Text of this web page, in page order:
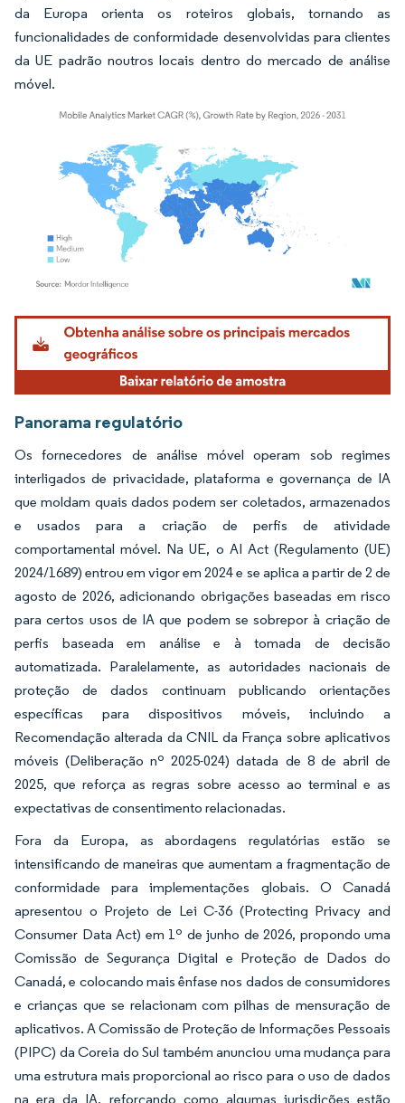
da Europa orienta os roteiros globais, tornando as
funcionalidades de conformidade desenvolvidas para clientes
da UE padrão noutros locais dentro do mercado de análise
móvel.
Imagem © Mordor Intelligence. O reuso requer atribuição conforme CC BY 4.0.
Panorama regulatório
Os fornecedores de análise móvel operam sob regimes
interligados de privacidade, plataforma e governança de IA
que moldam quais dados podem ser coletados, armazenados
e usados para a criação de perfis de atividade
comportamental móvel. Na UE, o AI Act (Regulamento (UE)
2024/1689) entrou em vigor em 2024 e se aplica a partir de 2 de
agosto de 2026, adicionando obrigações baseadas em risco
para certos usos de IA que podem se sobrepor à criação de
perfis baseada em análise e à tomada de decisão
automatizada. Paralelamente, as autoridades nacionais de
proteção de dados continuam publicando orientações
específicas para dispositivos móveis, incluindo a
Recomendação alterada da CNIL da França sobre aplicativos
móveis (Deliberação nº 2025-024) datada de 8 de abril de
2025, que reforça as regras sobre acesso ao terminal e as
expectativas de consentimento relacionadas.
Fora da Europa, as abordagens regulatórias estão se
intensificando de maneiras que aumentam a fragmentação de
conformidade para implementações globais. O Canadá
apresentou o Projeto de Lei C-36 (Protecting Privacy and
Consumer Data Act) em 1º de junho de 2026, propondo uma
Comissão de Segurança Digital e Proteção de Dados do
Canadá, e colocando mais ênfase nos dados de consumidores
e crianças que se relacionam com pilhas de mensuração de
aplicativos. A Comissão de Proteção de Informações Pessoais
(PIPC) da Coreia do Sul também anunciou uma mudança para
uma estrutura mais proporcional ao risco para o uso de dados
na era da IA, reforçando como algumas jurisdições estão